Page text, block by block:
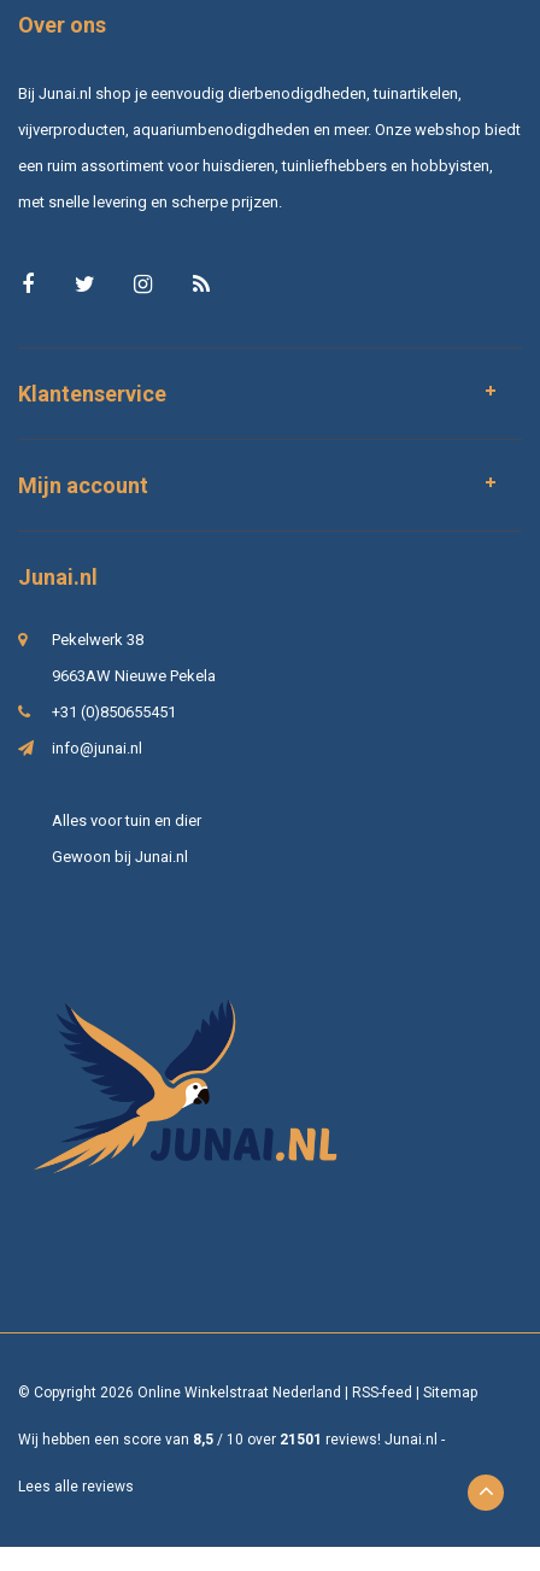
Over ons
Bij Junai.nl shop je eenvoudig dierbenodigdheden, tuinartikelen,
vijverproducten, aquariumbenodigdheden en meer. Onze webshop biedt
een ruim assortiment voor huisdieren, tuinliefhebbers en hobbyisten,
met snelle levering en scherpe prijzen.
Klantenservice
Mijn account
Junai.nl
Pekelwerk 38
9663AW Nieuwe Pekela
+31 (0)850655451
info@junai.nl
Alles voor tuin en dier
Gewoon bij Junai.nl
© Copyright 2026 Online Winkelstraat Nederland RSS-feed Sitemap
Wij hebben een score van 8,5 / 10 over 21501 reviews! Junai.nl -
Lees alle reviews